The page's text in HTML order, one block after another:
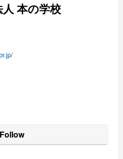
本の学校
Follow